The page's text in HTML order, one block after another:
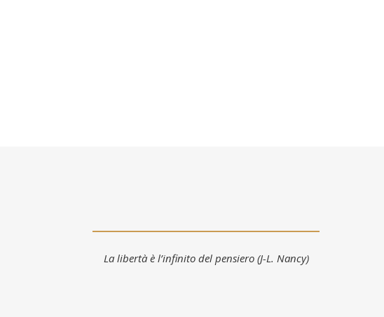
La libertà è l’infinito del pensiero (J-L. Nancy)